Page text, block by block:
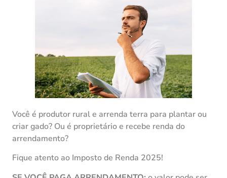
Você é produtor rural e arrenda terra para plantar ou
criar gado? Ou é proprietário e recebe renda do
arrendamento?
Fique atento ao Imposto de Renda 2025!